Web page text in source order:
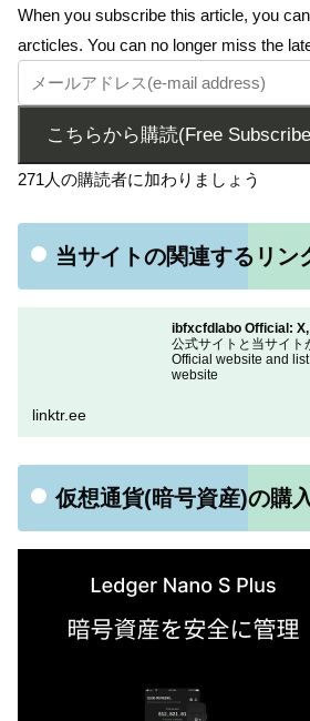
When you subscribe this article, you
arcticles. You can no longer miss the
こちらから購読(Free
271人の購読者に加わりましょう
当サイトの関連するリン
ibfxcfdlabo Official:
公式サイトと当サイ
Official website and
website
linktr.ee
仮想通貨(暗号資産)の購